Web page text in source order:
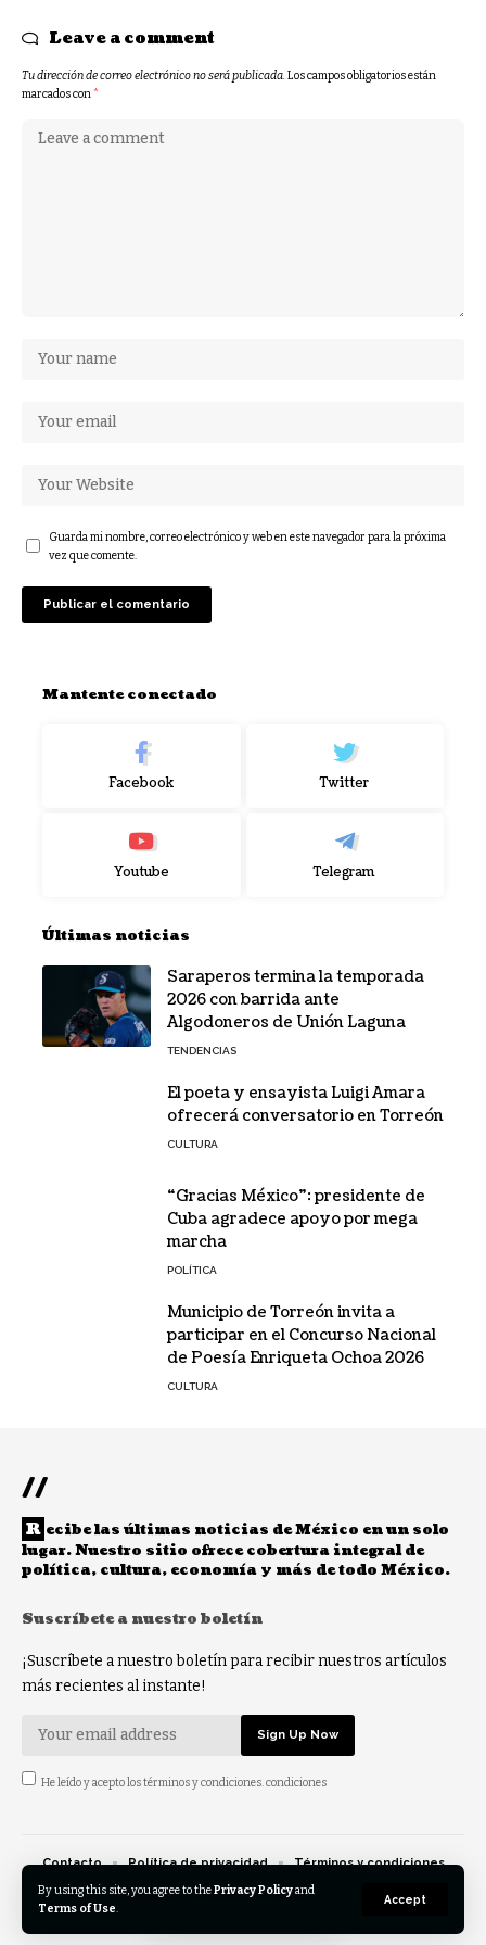
By using this site, you agree to thePrivacy Policyand
Terms of Use.
Accept
Leave a comment
Tu dirección de correo electrónico no será publicada.Los campos obligatorios están
marcados con*
Guarda mi nombre, correo electrónico y web en este navegador para la próxima
vez que comente.
Mantente conectado
Facebook Twitter
Youtube Telegram
Últimas noticias
Saraperos termina la temporada
2026 con barrida ante
Algodoneros de Unión Laguna
TENDENCIAS
El poeta y ensayista Luigi Amara
ofrecerá conversatorio en Torreón
CULTURA
“Gracias México”: presidente de
Cuba agradece apoyo por mega
marcha
POLÍTICA
Municipio de Torreón invita a
participar en el Concurso Nacional
de Poesía Enriqueta Ochoa 2026
CULTURA
//
R ecibe las últimas noticias de México en un solo
lugar. Nuestro sitio ofrece cobertura integral de
política, cultura, economía y más de todo México.
Suscríbete a nuestro boletín
¡Suscríbete a nuestro boletín para recibir nuestros artículos
más recientes al instante!
He leído y acepto los términos y condiciones. condiciones
Contacto Política de privacidad
Términos y condiciones
Opt-out preferences